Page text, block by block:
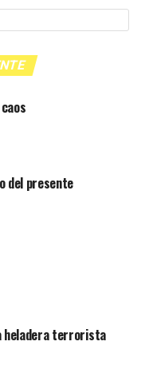
del presente
heladera terrorista